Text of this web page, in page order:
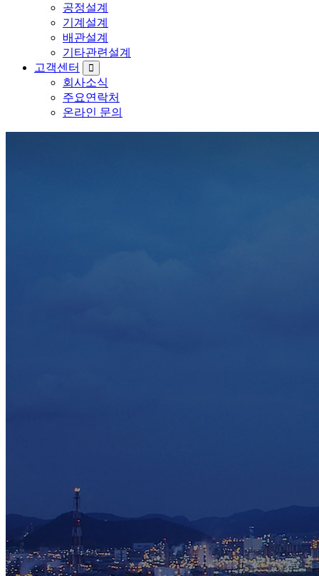
공정설계
기계설계
배관설계
기타관련설계
고객센터
회사소식
주요연락처
온라인 문의